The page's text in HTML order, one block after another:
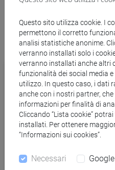
Eventi e news
Questo sito utilizza cookie. I
permettono il corretto
analisi statistiche anonime.
verranno installati solo i
verranno installati anche altri
funzionalità dei social media
utilizzo. In questo caso, i dati
anche con i nostri partner,
informazioni per finalità di
Cliccando “Lista cookie”
installati. Per ottenere
“Informazioni sui cookies”.
Necessari